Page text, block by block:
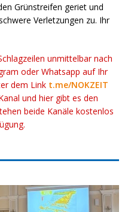
Grünstreifen geriet und
Verletzungen zu. Ihr
unmittelbar nach
oder Whatsapp auf Ihr
dem Link t.me/NOKZEIT
und hier gibt es den
beide Kanäle kostenlos